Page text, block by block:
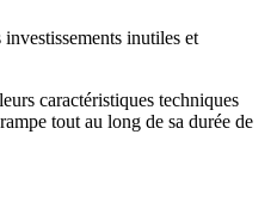
inutiles et
caractéristiques techniques
tout au long de sa durée de